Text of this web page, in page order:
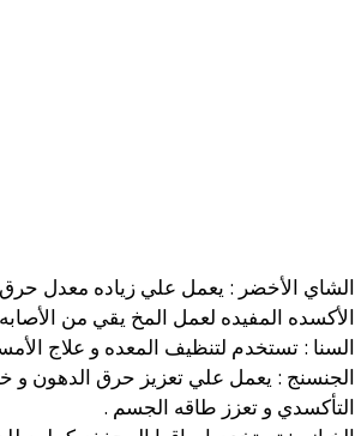
الشاي الأخضر : يعمل علي زياده معدل حرق
الأكسده المفيده لعمل المخ يقي من
السنا : تستخدم لتنظيف المعده و علاج
الجنسنج : يعمل علي تعزيز حرق الدهون و
التأكسدي و تعزز طاقه الجسم .